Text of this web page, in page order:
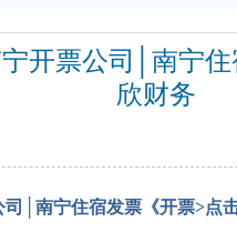
开票公司│南宁
欣财务
│南宁住宿发票《开票>点